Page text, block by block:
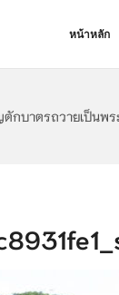
หน้าหลัก
บาตรถวายเป็นพ